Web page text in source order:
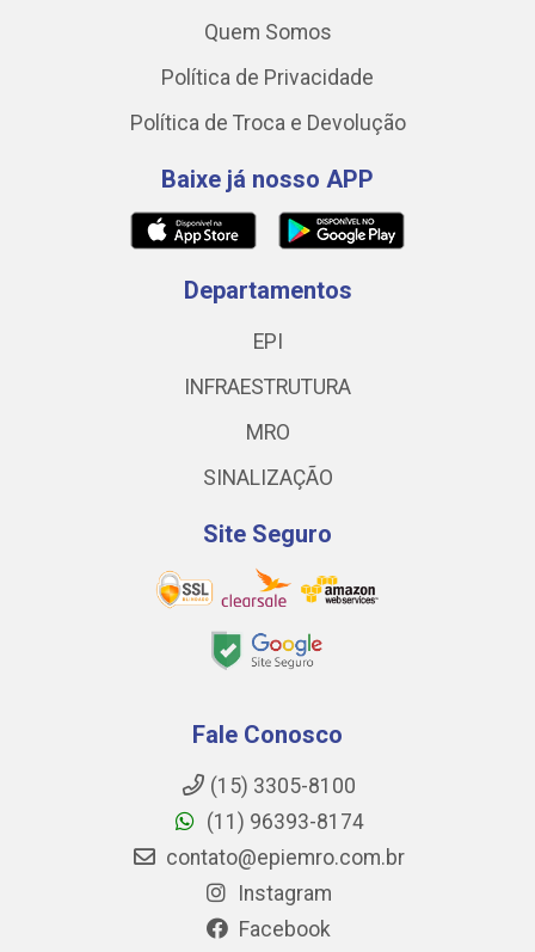
Quem Somos
Política de Privacidade
Política de Troca e Devolução
Baixe já nosso APP
Departamentos
EPI
INFRAESTRUTURA
MRO
SINALIZAÇÃO
Site Seguro
Fale Conosco
(15) 3305-8100
(11) 96393-8174
contato@epiemro.com.br
Instagram
Facebook